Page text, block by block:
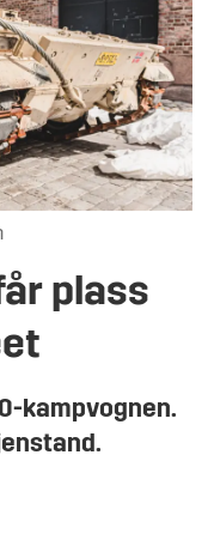
plass
kampvognen.